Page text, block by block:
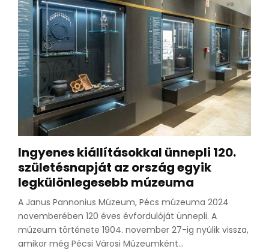
Ingyenes kiállításokkal ünnepli 120.
születésnapját az ország egyik
legkülönlegesebb múzeuma
A Janus Pannonius Múzeum, Pécs múzeuma 2024
novemberében 120 éves évfordulóját ünnepli. A
múzeum története 1904. november 27-ig nyúlik vissza,
amikor még Pécsi Városi Múzeumként...